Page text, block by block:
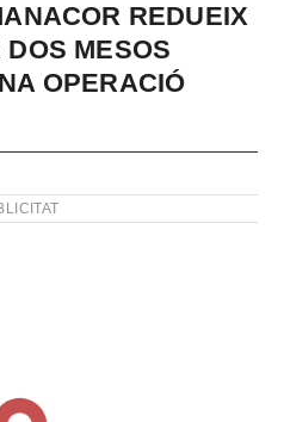
REDUEIX
MESOS
OPERACIÓ